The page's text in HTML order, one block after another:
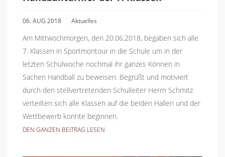
06. AUG 2018 Aktuelles
Am Mittwochmorgen, den 20.06.2018, begaben sich alle
7. Klassen in Sportmontour in die Schule um in der
letzten Schulwoche nochmal ihr ganzes Können in
Sachen Handball zu beweisen. Begrüßt und motiviert
durch den stellvertretenden Schulleiter Herrn Schmitz
verteilten sich alle Klassen auf die beiden Hallen und der
Wettbewerb konnte beginnen.
DEN GANZEN BEITRAG LESEN